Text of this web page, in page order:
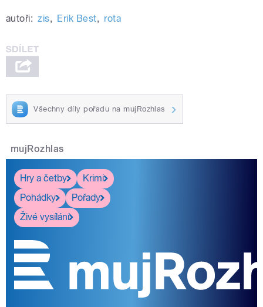
autoři: zis, Erik Best, rota
Všechny díly pořadu na mujRozhlas
mujRozhlas
Hry a četby
Krimi
Pohádky
Pořady
Živé vysílání